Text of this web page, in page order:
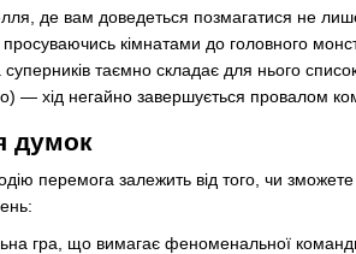
де вам доведеться позмагатися не
просуваючись кімнатами до головного
таємно складає для нього
— хід негайно завершується провалом
думок
перемога залежить від того, чи зможете
гра, що вимагає феноменальної